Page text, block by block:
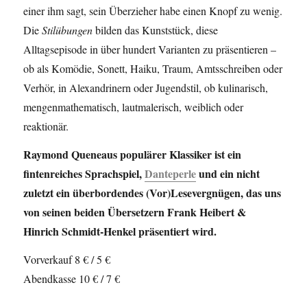
einer ihm sagt, sein Überzieher habe einen Knopf zu wenig.
DieStilübungenbilden das Kunststück, diese
Alltagsepisode in über hundert Varianten zu präsentieren –
ob als Komödie, Sonett, Haiku, Traum, Amtsschreiben oder
Verhör, in Alexandrinern oder Jugendstil, ob kulinarisch,
mengenmathematisch, lautmalerisch, weiblich oder
reaktionär.
Raymond Queneaus populärer Klassiker ist ein
fintenreiches Sprachspiel,Danteperleund ein nicht
zuletzt ein überbordendes (Vor)Lesevergnügen, das uns
von seinen beiden Übersetzern Frank Heibert &
Hinrich Schmidt-Henkel präsentiert wird.
Vorverkauf 8 € / 5 €
Abendkasse 10 € / 7 €